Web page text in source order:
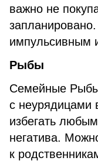
важно не
импульсивным
Рыбы
Семейные Рыбы
с неурядицами
избегать
негатива.
к